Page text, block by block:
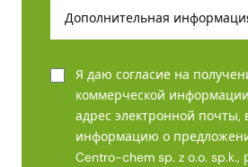
Я даю согласие на
коммерческой
адрес электронной почты,
информацию о
Centro-chem sp. z o.o.